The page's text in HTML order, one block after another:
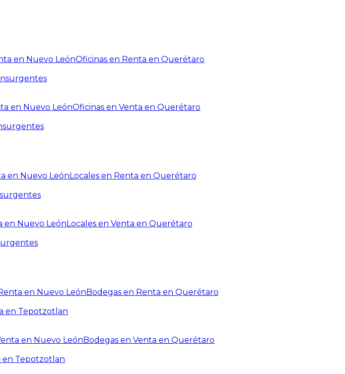
en Nuevo LeónOficinas en Renta en Querétaro
en Nuevo LeónOficinas en Venta en Querétaro
en Nuevo LeónLocales en Renta en Querétaro
en Nuevo LeónLocales en Venta en Querétaro
en Nuevo LeónBodegas en Renta en Querétaro
en Tepotzotlan
en Nuevo LeónBodegas en Venta en Querétaro
en Tepotzotlan